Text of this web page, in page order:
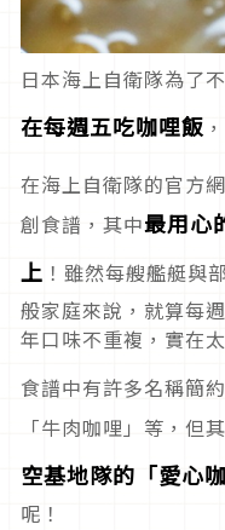
日本海上自衛隊為了
在每週五吃咖哩飯
在海上自衛隊的官方
創食譜，其中最用心
上 ！雖然每艘艦艇與
般家庭來說，就算每
年口味不重複，實在太
食譜中有許多名稱簡
「牛肉咖哩」等，但
空基地隊的「愛心咖
呢！